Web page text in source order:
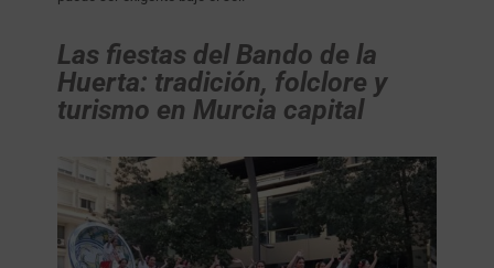
Las fiestas del Bando de la
Huerta: tradición, folclore y
turismo en Murcia capital